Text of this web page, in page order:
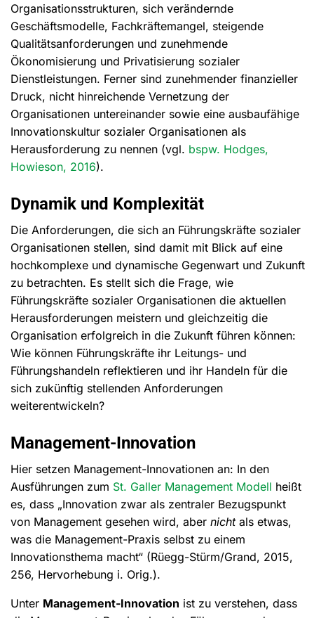
Organisationsstrukturen, sich verändernde
Geschäftsmodelle, Fachkräftemangel, steigende
Qualitätsanforderungen und zunehmende
Ökonomisierung und Privatisierung sozialer
Dienstleistungen. Ferner sind zunehmender finanzieller
Druck, nicht hinreichende Vernetzung der
Organisationen untereinander sowie eine ausbaufähige
Innovationskultur sozialer Organisationen als
Herausforderung zu nennen (vgl. bspw. Hodges,
Howieson, 2016).
Dynamik und Komplexität
Die Anforderungen, die sich an Führungskräfte sozialer
Organisationen stellen, sind damit mit Blick auf eine
hochkomplexe und dynamische Gegenwart und Zukunft
zu betrachten. Es stellt sich die Frage, wie
Führungskräfte sozialer Organisationen die aktuellen
Herausforderungen meistern und gleichzeitig die
Organisation erfolgreich in die Zukunft führen können:
Wie können Führungskräfte ihr Leitungs- und
Führungshandeln reflektieren und ihr Handeln für die
sich zukünftig stellenden Anforderungen
weiterentwickeln?
Management-Innovation
Hier setzen Management-Innovationen an: In den
Ausführungen zum St. Galler Management Modell heißt
es, dass „Innovation zwar als zentraler Bezugspunkt
von Management gesehen wird, aber nichtals etwas,
was die Management-Praxis selbst zu einem
Innovationsthema macht“ (Rüegg-Stürm/Grand, 2015,
256, Hervorhebung i. Orig.).
Unter Management-Innovation ist zu verstehen, dass